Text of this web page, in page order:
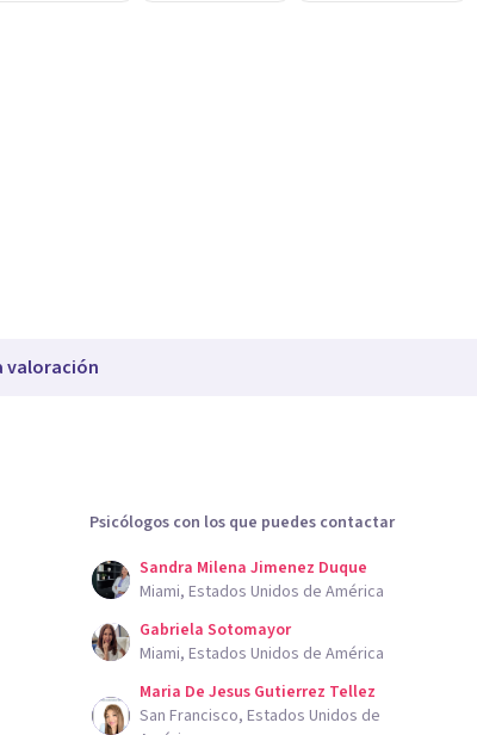
valoración
Psicólogos con los que puedes contactar
Sandra Milena Jimenez Duque
Miami, Estados Unidos de América
Gabriela Sotomayor
Miami, Estados Unidos de América
Maria De Jesus Gutierrez Tellez
San Francisco, Estados Unidos de